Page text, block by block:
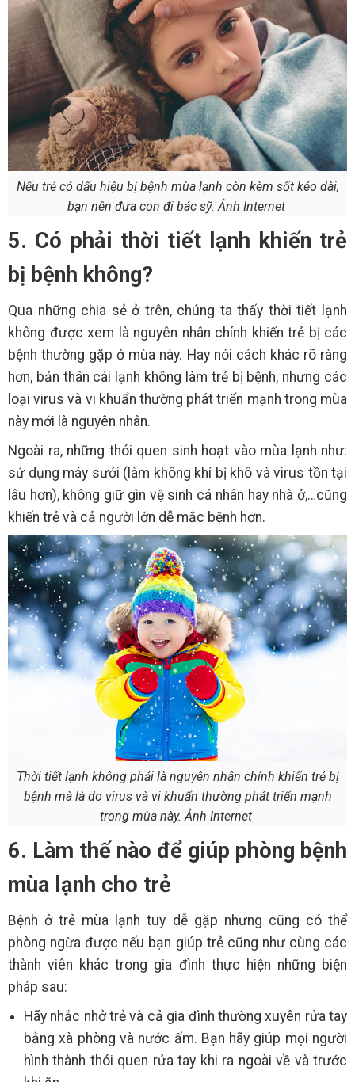
Nếu trẻ có dấu hiệu bị bệnh mùa lạnh còn kèm sốt kéo dài,
bạn nên đưa con đi bác sỹ. Ảnh Internet
5. Có phải thời tiết lạnh khiến trẻ
bị bệnh không?
Qua những chia sẻ ở trên, chúng ta thấy thời tiết lạnh
không được xem là nguyên nhân chính khiến trẻ bị các
bệnh thường gặp ở mùa này. Hay nói cách khác rõ ràng
hơn, bản thân cái lạnh không làm trẻ bị bệnh, nhưng các
loại virus và vi khuẩn thường phát triển mạnh trong mùa
này mới là nguyên nhân.
Ngoài ra, những thói quen sinh hoạt vào mùa lạnh như:
sử dụng máy sưởi (làm không khí bị khô và virus tồn tại
lâu hơn), không giữ gìn vệ sinh cá nhân hay nhà ở,…cũng
khiến trẻ và cả người lớn dễ mắc bệnh hơn.
Thời tiết lạnh không phải là nguyên nhân chính khiến trẻ bị
bệnh mà là do virus và vi khuẩn thường phát triển mạnh
trong mùa này. Ảnh Internet
6. Làm thế nào để giúp phòng bệnh
mùa lạnh cho trẻ
Bệnh ở trẻ mùa lạnh tuy dễ gặp nhưng cũng có thể
phòng ngừa được nếu bạn giúp trẻ cũng như cùng các
thành viên khác trong gia đình thực hiện những biện
pháp sau:
Hãy nhắc nhở trẻ và cả gia đình thường xuyên rửa tay
bằng xà phòng và nước ấm. Bạn hãy giúp mọi người
hình thành thói quen rửa tay khi ra ngoài về và trước